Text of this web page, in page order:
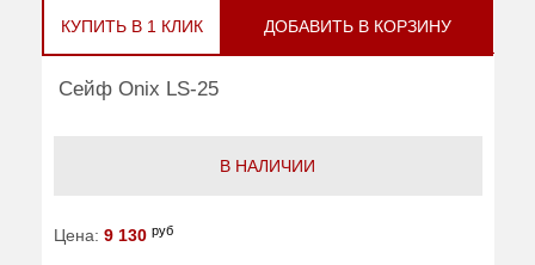
КУПИТЬ В 1 КЛИК ДОБАВИТЬ В КОРЗИНУ
Сейф Onix LS-25
В НАЛИЧИИ
Цена: 9 130 руб